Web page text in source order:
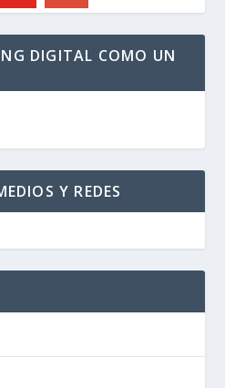
DIGITAL COMO UN
Y REDES